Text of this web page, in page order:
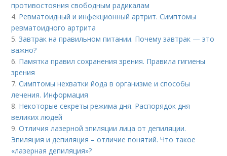
противостояния свободным радикалам
4. Ревматоидный и инфекционный артрит. Симптомы
ревматоидного артрита
5.Завтрак на правильном питании. Почему завтрак — это
важно?
6. Памятка правил сохранения зрения. Правила гигиены
зрения
7.Симптомы нехватки йода в организме и способы
лечения. Информация
8. Некоторые секреты режима дня. Распорядок дня
великих людей
9.Отличия лазерной эпиляции лица от депиляции.
Эпиляция и депиляция – отличие понятий. Что такое
«лазерная депиляция»?